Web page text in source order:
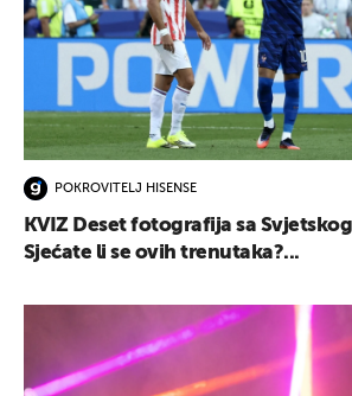
POKROVITELJ HISENSE
KVIZ Deset fotografija sa
Sjećate li se ovih trenutaka?...